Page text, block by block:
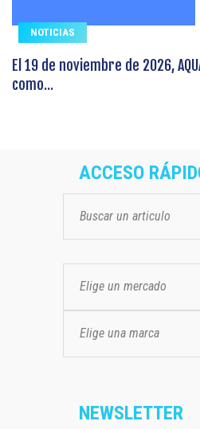
NOTICIAS
El 19 de noviembre de 2026,
como...
ACCESO
Elige un mercado
Elige una marca
NEWSLETTER